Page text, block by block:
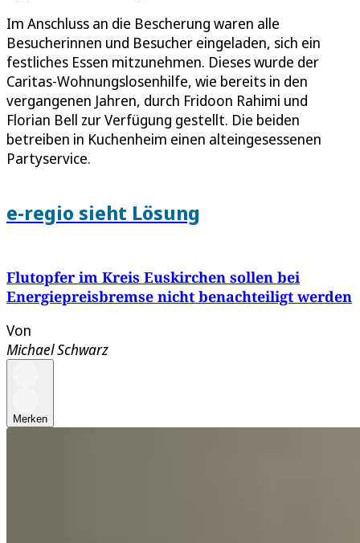
Im Anschluss an die Bescherung waren alle
Besucherinnen und Besucher eingeladen, sich ein
festliches Essen mitzunehmen. Dieses wurde der
Caritas-Wohnungslosenhilfe, wie bereits in den
vergangenen Jahren, durch Fridoon Rahimi und
Florian Bell zur Verfügung gestellt. Die beiden
betreiben in Kuchenheim einen alteingesessenen
Partyservice.
e-regio sieht Lösung
Flutopfer im Kreis Euskirchen sollen bei
Energiepreisbremse nicht benachteiligt werden
Von
Michael Schwarz
Merken